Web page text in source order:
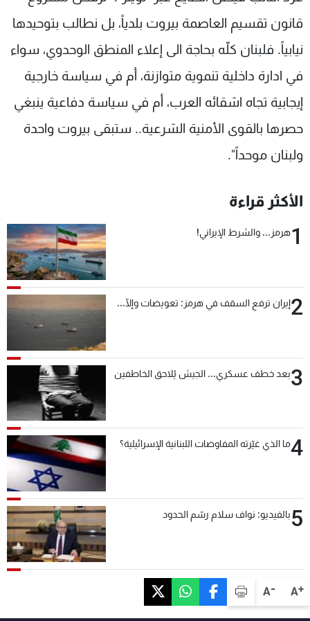
A+
A-
قانون تقسيم العاصمة بيروت بلدياً، بل نطالب بتوحيدها
نيابياً. فلبنان كلّه بحاجة الى إعلاء المنطق الوحدوي، سواء
في ادارة داخلية تنموية متوازنة، أم في سياسة خارجية
إيجابية تجاه اشقائه العرب، أم في سياسة دفاعية ينبغي
حصرها بالقوى الأمنية الشرعية.. ستبقى بيروت واحدة
ولبنان موحداً".
الأكثر قراءة
1هرمز... والشرط الإيراني!
2إيران ترفع السقف في هرمز: تعويضات وإلّا...
3بعد خطف عسكري... الجيش يُلاحق الخاطفين
4ما الذي غيّرته المفاوضات اللبنانية الإسرائيلية؟
5بالفيديو: نواف سلام رسّم الحدود
شاهد البرامج
الترددات
عن MTV
لاعلاناتكم
وظائف
تواصل معنا
شروط الإسـتخدام
سياسة الخصوصية